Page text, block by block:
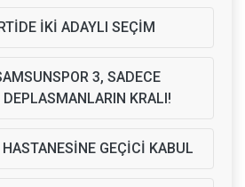
İKİ ADAYLI SEÇİM
3, SADECE
KRALI!
GEÇİCİ KABUL